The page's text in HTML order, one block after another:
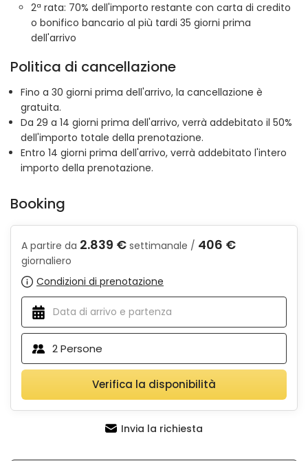
2ª rata: 70% dell'importo restante con carta di credito
o bonifico bancario al più tardi 35 giorni prima
dell'arrivo
Politica di cancellazione
Fino a 30 giorni prima dell'arrivo, la cancellazione è
gratuita.
Da 29 a 14 giorni prima dell'arrivo, verrà addebitato il 50%
dell'importo totale della prenotazione.
Entro 14 giorni prima dell'arrivo, verrà addebitato l'intero
importo della prenotazione.
Booking
A partire da 2.839 € settimanale / 406 €
giornaliero
Condizioni di prenotazione
2Persone
Verifica la disponibilità
Invia la richiesta